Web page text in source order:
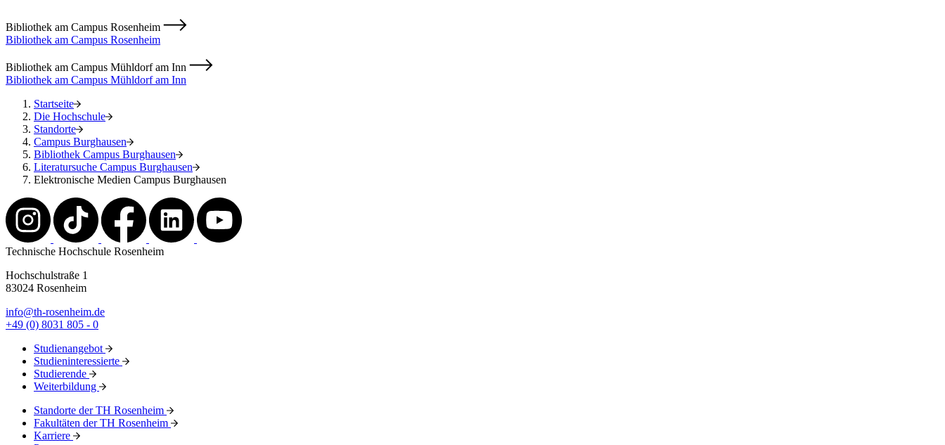
Bibliothek am Campus Rosenheim
Bibliothek am Campus Rosenheim
Bibliothek am Campus Mühldorf am Inn
Bibliothek am Campus Mühldorf am Inn
Startseite
Die Hochschule
Standorte
Campus Burghausen
Bibliothek Campus Burghausen
Literatursuche Campus Burghausen
Elektronische Medien Campus Burghausen
Technische Hochschule Rosenheim
Hochschulstraße 1
83024 Rosenheim
info@th-rosenheim.de
+49 (0) 8031 805 - 0
Studienangebot
Studieninteressierte
Studierende
Weiterbildung
Standorte der TH Rosenheim
Fakultäten der TH Rosenheim
Karriere